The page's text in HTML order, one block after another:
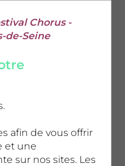
SAMEDI 11 AVRIL
Chorus -
de-Seine
afin de vous offrir
et une
sur nos sites. Les